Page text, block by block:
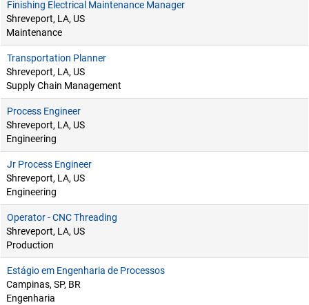
Finishing Electrical Maintenance Manager
Shreveport, LA, US
Maintenance
Transportation Planner
Shreveport, LA, US
Supply Chain Management
Process Engineer
Shreveport, LA, US
Engineering
Jr Process Engineer
Shreveport, LA, US
Engineering
Operator - CNC Threading
Shreveport, LA, US
Production
Estágio em Engenharia de Processos
Campinas, SP, BR
Engenharia